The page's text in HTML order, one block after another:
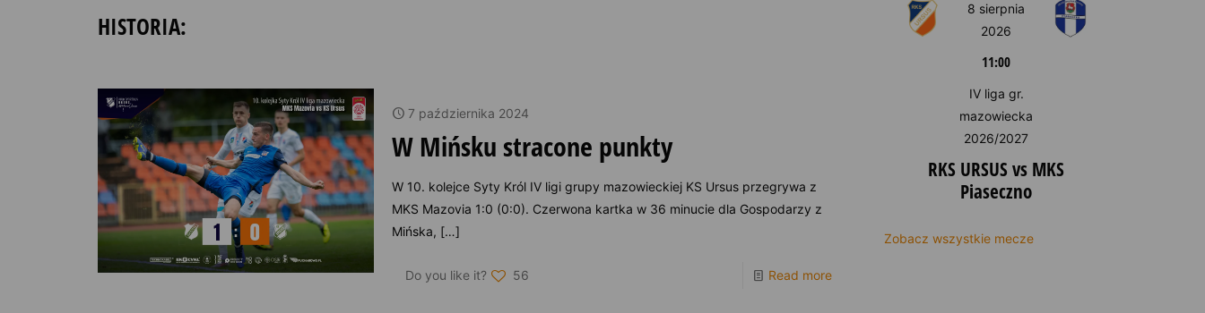
HISTORIA:
7 października 2024
W Mińsku stracone punkty
W 10. kolejce Syty Król IV ligi grupy mazowieckiej KS Ursus przegrywa z
MKS Mazovia 1:0 (0:0). Czerwona kartka w 36 minucie dla Gospodarzy z
Mińska, […]
Do you like it? 56 Read more
8 sierpnia
2026
11:00
IV liga gr.
mazowiecka
2026/2027
RKS URSUS vs MKS
Piaseczno
Zobacz wszystkie mecze